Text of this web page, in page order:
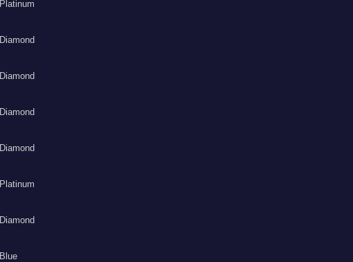
Platinum
Diamond
Diamond
Diamond
Diamond
Platinum
Diamond
Blue